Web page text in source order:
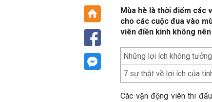
Mùa hè là thời điểm các
cho các cuộc đua vào
viên điền kinh không
Những lợi ích không
7 sự thật về lợi ích của
Các vận động viên thi